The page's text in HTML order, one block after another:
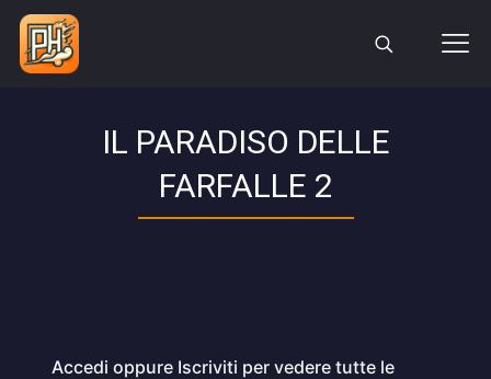
IL PARADISO DELLE
FARFALLE 2
Accedi oppure Iscriviti per vedere tutte le